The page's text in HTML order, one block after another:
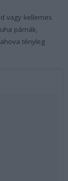
vagy kellemes
párnák,
tényleg